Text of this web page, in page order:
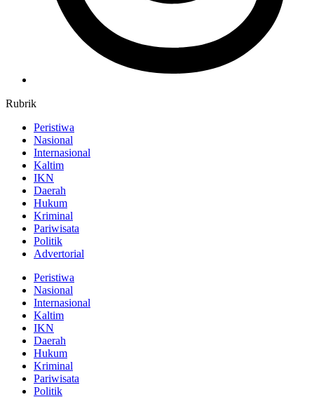
Rubrik
Peristiwa
Nasional
Internasional
Kaltim
IKN
Daerah
Hukum
Kriminal
Pariwisata
Politik
Advertorial
Peristiwa
Nasional
Internasional
Kaltim
IKN
Daerah
Hukum
Kriminal
Pariwisata
Politik